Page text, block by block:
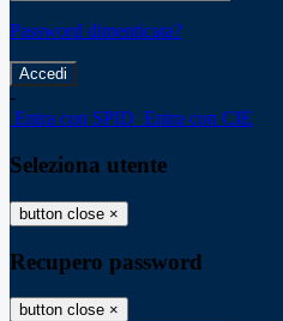
Password dimenticata?
-
Entra con SPID Entra con CIE
Seleziona utente
button close ×
Recupero password
button close ×